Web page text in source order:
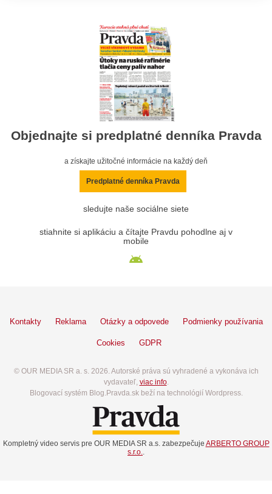
Objednajte si predplatné denníka Pravda
a získajte užitočné informácie na každý deň
Predplatné denníka Pravda
sledujte naše sociálne siete
stiahnite si aplikáciu a čítajte Pravdu pohodlne aj v
mobile
Kontakty Reklama Otázky a odpovede Podmienky používania
Cookies GDPR
© OUR MEDIA SR a. s. 2026. Autorské práva sú vyhradené a vykonáva ich
vydavateľ, viac info.
Blogovací systém Blog.Pravda.sk beží na technológií Wordpress.
Kompletný video servis pre OUR MEDIA SR a.s. zabezpečuje ARBERTO GROUP
s.r.o.